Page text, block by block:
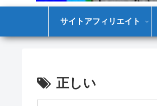
サイトアフィリエイト
正しい